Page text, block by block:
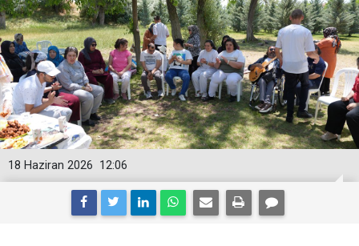
12:06
18 Haziran 2026